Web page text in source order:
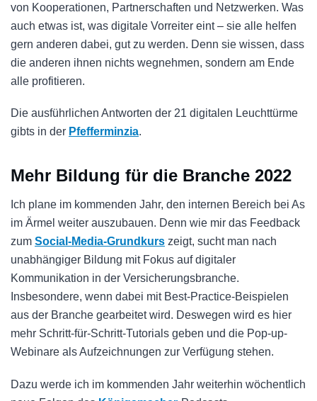
von Kooperationen, Partnerschaften und Netzwerken. Was
auch etwas ist, was digitale Vorreiter eint – sie alle helfen
gern anderen dabei, gut zu werden. Denn sie wissen, dass
die anderen ihnen nichts wegnehmen, sondern am Ende
alle profitieren.
Die ausführlichen Antworten der 21 digitalen Leuchttürme
gibts in der Pfefferminzia.
Mehr Bildung für die Branche 2022
Ich plane im kommenden Jahr, den internen Bereich bei As
im Ärmel weiter auszubauen. Denn wie mir das Feedback
zum Social-Media-Grundkurs zeigt, sucht man nach
unabhängiger Bildung mit Fokus auf digitaler
Kommunikation in der Versicherungsbranche.
Insbesondere, wenn dabei mit Best-Practice-Beispielen
aus der Branche gearbeitet wird. Deswegen wird es hier
mehr Schritt-für-Schritt-Tutorials geben und die Pop-up-
Webinare als Aufzeichnungen zur Verfügung stehen.
Dazu werde ich im kommenden Jahr weiterhin wöchentlich